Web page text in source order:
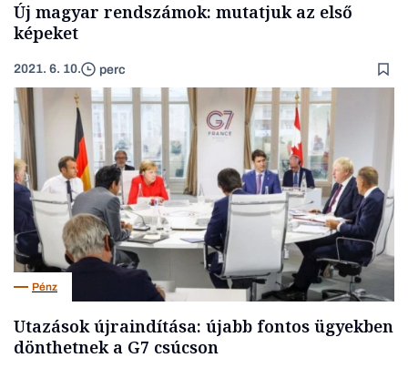
Új magyar rendszámok: mutatjuk az első
képeket
2021. 6. 10. perc
Pénz
Utazások újraindítása: újabb fontos ügyekben
dönthetnek a G7 csúcson